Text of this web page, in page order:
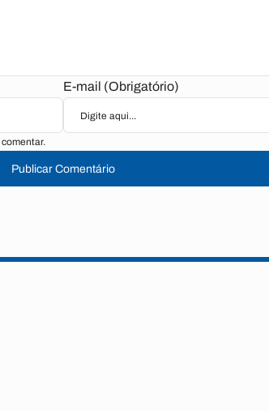
E-mail (Obrigatório)
Publicar Comentário